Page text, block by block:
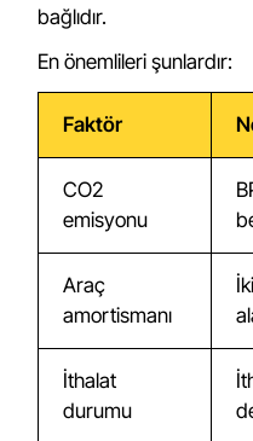
bağlıdır.
En önemlileri şunlardır:
Faktör
CO2
emisyonu
Araç
amortismanı
İthalat
durumu